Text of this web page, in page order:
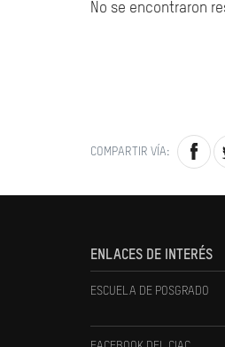
No se encontraron
COMPARTIR VÍA:
ENLACES DE INTERÉS
ESCUELA DE POSGRADO